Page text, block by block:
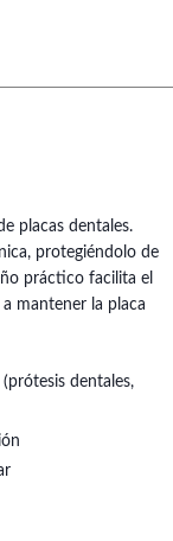
placas dentales.
protegiéndolo de
práctico facilita el
mantener la placa
dentales,